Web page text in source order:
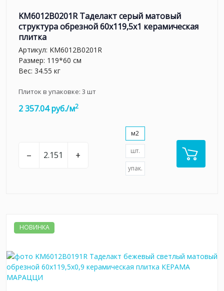
KM6012B0201R Таделакт серый матовый
структура обрезной 60x119,5x1 керамическая
плитка
Артикул: KM6012B0201R
Размер: 119*60 см
Вес: 34.55 кг
Плиток в упаковке: 3 шт
2 357.04 руб./м2
– +
м2
шт.
упак.
НОВИНКА